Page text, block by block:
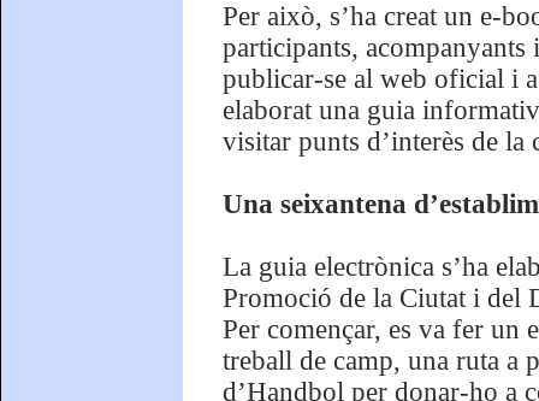
Per això, s’ha creat un e-
participants, acompanyants
publicar-se al web oficial i a
elaborat una guia
visitar punts d’interès de la
Una seixantena
La guia electrònica s’ha
Promoció de la Ciutat i del
Per començar, es va fer un
treball de camp, una ruta a
d’Handbol per donar-ho a